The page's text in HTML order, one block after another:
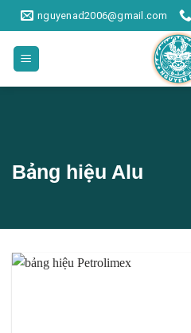
Skip
to
content
nguyenad2006@gmail.com
Bảng hiệu Alu